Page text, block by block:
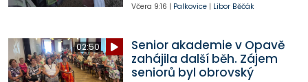
Včera 9:16 | Palkovice| Libor Běčák
02:50
Senior akademie v Opavě
zahájila další běh. Zájem
seniorů byl obrovský